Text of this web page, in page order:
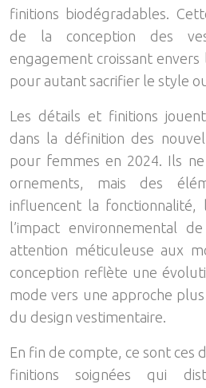
finitions biodégradables.
de la conception des
engagement croissant
pour autant sacrifier le style
Les détails et finitions
dans la définition des
pour femmes en 2024. Ils
ornements, mais des
influencent la fonctionnalité,
l’impact environnemental
attention méticuleuse aux
conception reflète une
mode vers une approche
du design vestimentaire.
En fin de compte, ce sont ces
finitions soignées qui